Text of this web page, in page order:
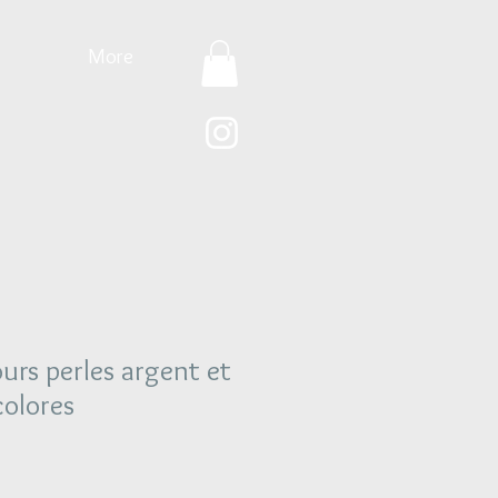
perles argent et